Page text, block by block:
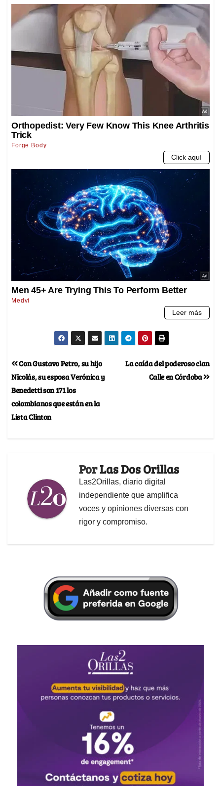
La caída del poderoso clan
Calle en Córdoba
Con Gustavo Petro, su hijo
Nicolás, su esposa Verónica y
Benedetti son 171 los
colombianos que están en la
Lista Clinton
PorLas Dos Orillas
Las2Orillas, diario digital
independiente que amplifica
voces y opiniones diversas con
rigor y compromiso.